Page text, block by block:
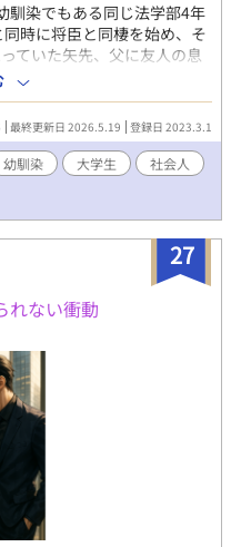
馴染でもある同じ法学部4年
時に将臣と同棲を始め、そ
ていた矢先、父に友人の息
の助手（パラリーガル）の
大学法学部を主席で卒業し
僕は将臣との愛を育みなが
ことのない観月さんが恋を
守り続ける。 恋人同士のイ
には※つけます。 フラン
人を出しておきたくて書き
ると嬉しいです♡ こちらは
生したお話です。 ただいま
メン外国人が甘やかしてく
』にも通じる話になります
しいです♡
最終更新日 2026.5.19 登録日 2023.3.1
幼馴染 大学生
社会人
27
れない衝動